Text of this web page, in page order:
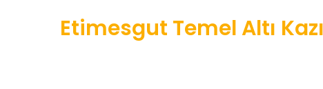
Etimesgut Temel Altı